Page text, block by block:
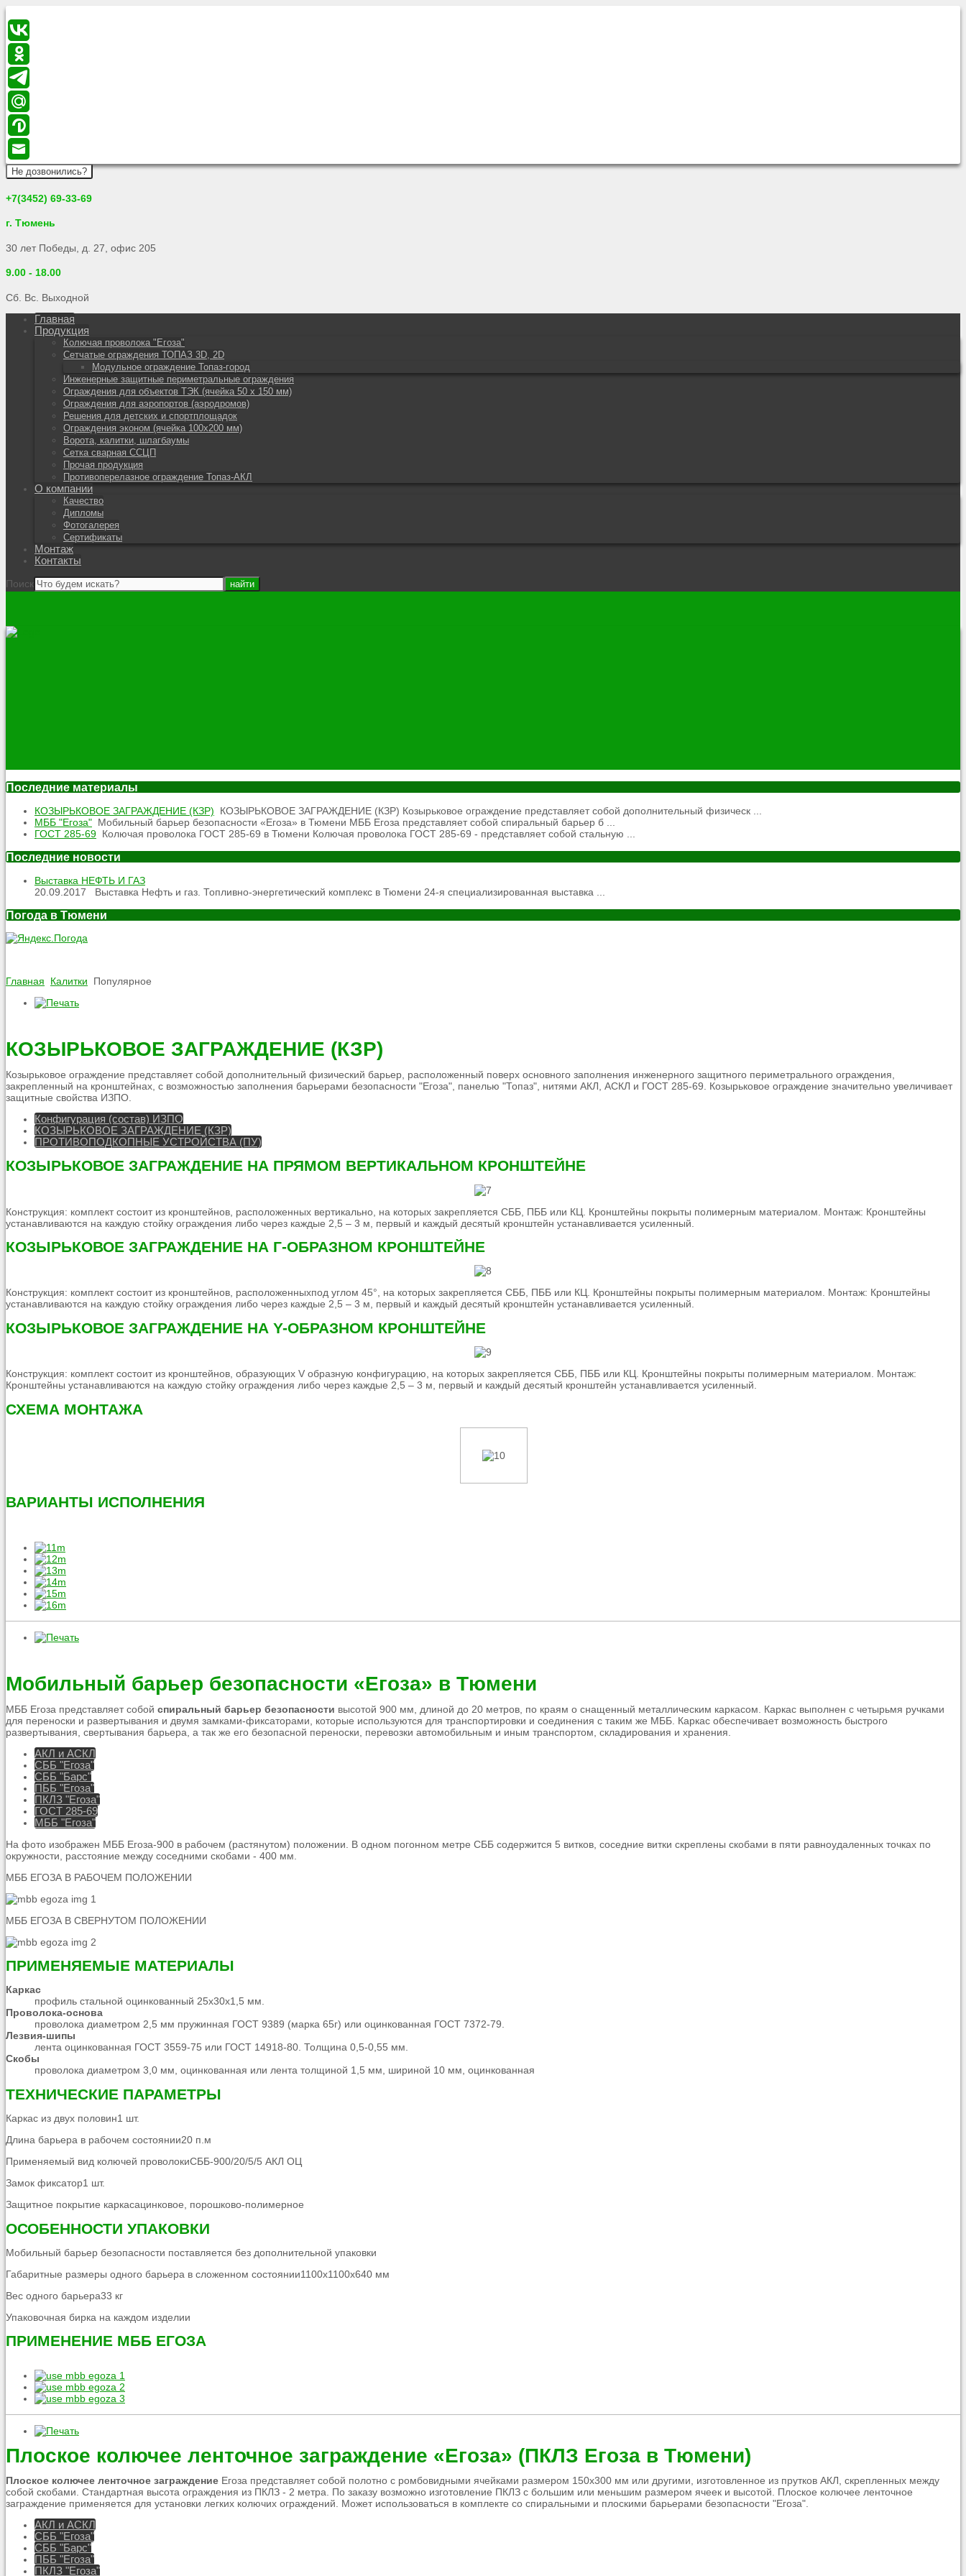
Не дозвонились?
+7(3452) 69-33-69
г. Тюмень
30 лет Победы, д. 27, офис 205
9.00 - 18.00
Сб. Вс. Выходной
Главная
Продукция
Колючая проволока "Егоза"
Сетчатые ограждения ТОПАЗ 3D, 2D
Модульное ограждение Топаз-город
Инженерные защитные периметральные ограждения
Ограждения для объектов ТЭК (ячейка 50 х 150 мм)
Ограждения для аэропортов (аэродромов)
Решения для детских и спортплощадок
Ограждения эконом (ячейка 100х200 мм)
Ворота, калитки, шлагбаумы
Сетка сварная ССЦП
Прочая продукция
Противоперелазное ограждение Топаз-АКЛ
О компании
Качество
Дипломы
Фотогалерея
Сертификаты
Монтаж
Контакты
Поиск
Последние материалы
КОЗЫРЬКОВОЕ ЗАГРАЖДЕНИЕ (КЗР)
КОЗЫРЬКОВОЕ ЗАГРАЖДЕНИЕ (КЗР) Козырьковое ограждение представляет собой дополнительный физическ ...
МББ "Егоза" Мобильный барьер безопасности «Егоза» в Тюмени МББ Егоза представляет собой спиральный барьер б ...
ГОСТ 285-69 Колючая проволока ГОСТ 285-69 в Тюмени Колючая проволока ГОСТ 285-69 - представляет собой стальную ...
Последние новости
Выставка НЕФТЬ И ГАЗ
20.09.2017
Выставка Нефть и газ. Топливно-энергетический комплекс в Тюмени 24-я специализированная выставка ...
Погода в Тюмени
Главная Калитки Популярное
КОЗЫРЬКОВОЕ ЗАГРАЖДЕНИЕ (КЗР)
Козырьковое ограждение представляет собой дополнительный физический барьер, расположенный поверх основного заполнения инженерного защитного периметрального ограждения,
закрепленный на кронштейнах, с возможностью заполнения барьерами безопасности "Егоза", панелью "Топаз", нитями АКЛ, АСКЛ и ГОСТ 285-69. Козырьковое ограждение значительно увеличивает
защитные свойства ИЗПО.
Конфигурация (состав) ИЗПО
КОЗЫРЬКОВОЕ ЗАГРАЖДЕНИЕ (КЗР)
ПРОТИВОПОДКОПНЫЕ УСТРОЙСТВА (ПУ)
КОЗЫРЬКОВОЕ ЗАГРАЖДЕНИЕ НА ПРЯМОМ ВЕРТИКАЛЬНОМ КРОНШТЕЙНЕ
Конструкция: комплект состоит из кронштейнов, расположенных вертикально, на которых закрепляется СББ, ПББ или КЦ. Кронштейны покрыты полимерным материалом. Монтаж: Кронштейны
устанавливаются на каждую стойку ограждения либо через каждые 2,5 – 3 м, первый и каждый десятый кронштейн устанавливается усиленный.
КОЗЫРЬКОВОЕ ЗАГРАЖДЕНИЕ НА Г-ОБРАЗНОМ КРОНШТЕЙНЕ
Конструкция: комплект состоит из кронштейнов, расположенныхпод углом 45°, на которых закрепляется СББ, ПББ или КЦ. Кронштейны покрыты полимерным материалом. Монтаж: Кронштейны
устанавливаются на каждую стойку ограждения либо через каждые 2,5 – 3 м, первый и каждый десятый кронштейн устанавливается усиленный.
КОЗЫРЬКОВОЕ ЗАГРАЖДЕНИЕ НА Y-ОБРАЗНОМ КРОНШТЕЙНЕ
Конструкция: комплект состоит из кронштейнов, образующих V образную конфигурацию, на которых закрепляется СББ, ПББ или КЦ. Кронштейны покрыты полимерным материалом. Монтаж:
Кронштейны устанавливаются на каждую стойку ограждения либо через каждые 2,5 – 3 м, первый и каждый десятый кронштейн устанавливается усиленный.
СХЕМА МОНТАЖА
ВАРИАНТЫ ИСПОЛНЕНИЯ
Мобильный барьер безопасности «Егоза» в Тюмени
МББ Егоза представляет собой спиральный барьер безопасности высотой 900 мм, длиной до 20 метров, по краям о снащенный металлическим каркасом. Каркас выполнен с четырьмя ручками
для переноски и развертывания и двумя замками-фиксаторами, которые используются для транспортировки и соединения с таким же МББ. Каркас обеспечивает возможность быстрого
развертывания, свертывания барьера, а так же его безопасной переноски, перевозки автомобильным и иным транспортом, складирования и хранения.
АКЛ и АСКЛ
СББ "Егоза"
СББ "Барс"
ПББ "Егоза"
ПКЛЗ "Егоза"
ГОСТ 285-69
МББ "Егоза"
На фото изображен МББ Егоза-900 в рабочем (растянутом) положении. В одном погонном метре СББ содержится 5 витков, соседние витки скреплены скобами в пяти равноудаленных точках по
окружности, расстояние между соседними скобами - 400 мм.
МББ ЕГОЗА В РАБОЧЕМ ПОЛОЖЕНИИ
МББ ЕГОЗА В СВЕРНУТОМ ПОЛОЖЕНИИ
ПРИМЕНЯЕМЫЕ МАТЕРИАЛЫ
Каркас
профиль стальной оцинкованный 25х30х1,5 мм.
Проволока-основа
проволока диаметром 2,5 мм пружинная ГОСТ 9389 (марка 65г) или оцинкованная ГОСТ 7372-79.
Лезвия-шипы
лента оцинкованная ГОСТ 3559-75 или ГОСТ 14918-80. Толщина 0,5-0,55 мм.
Скобы
проволока диаметром 3,0 мм, оцинкованная или лента толщиной 1,5 мм, шириной 10 мм, оцинкованная
ТЕХНИЧЕСКИЕ ПАРАМЕТРЫ
Каркас из двух половин1 шт.
Длина барьера в рабочем состоянии20 п.м
Применяемый вид колючей проволокиСББ-900/20/5/5 АКЛ ОЦ
Замок фиксатор1 шт.
Защитное покрытие каркасацинковое, порошково-полимерное
ОСОБЕННОСТИ УПАКОВКИ
Мобильный барьер безопасности поставляется без дополнительной упаковки
Габаритные размеры одного барьера в сложенном состоянии1100х1100х640 мм
Вес одного барьера33 кг
Упаковочная бирка на каждом изделии
ПРИМЕНЕНИЕ МББ ЕГОЗА
Плоское колючее ленточное заграждение «Егоза» (ПКЛЗ Егоза в Тюмени)
Плоское колючее ленточное заграждение Егоза представляет собой полотно с ромбовидными ячейками размером 150х300 мм или другими, изготовленное из прутков АКЛ, скрепленных между
собой скобами. Стандартная высота ограждения из ПКЛЗ - 2 метра. По заказу возможно изготовление ПКЛЗ с большим или меньшим размером ячеек и высотой. Плоское колючее ленточное
заграждение применяется для установки легких колючих ограждений. Может использоваться в комплекте со спиральными и плоскими барьерами безопасности "Егоза".
АКЛ и АСКЛ
СББ "Егоза"
СББ "Барс"
ПББ "Егоза"
ПКЛЗ "Егоза"